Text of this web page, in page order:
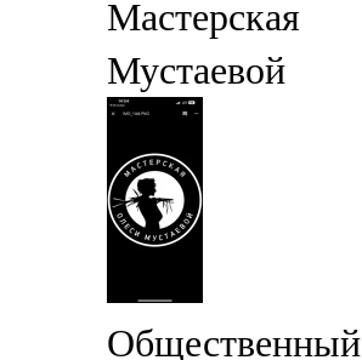
Мастерская
Мустаевой
Общественный